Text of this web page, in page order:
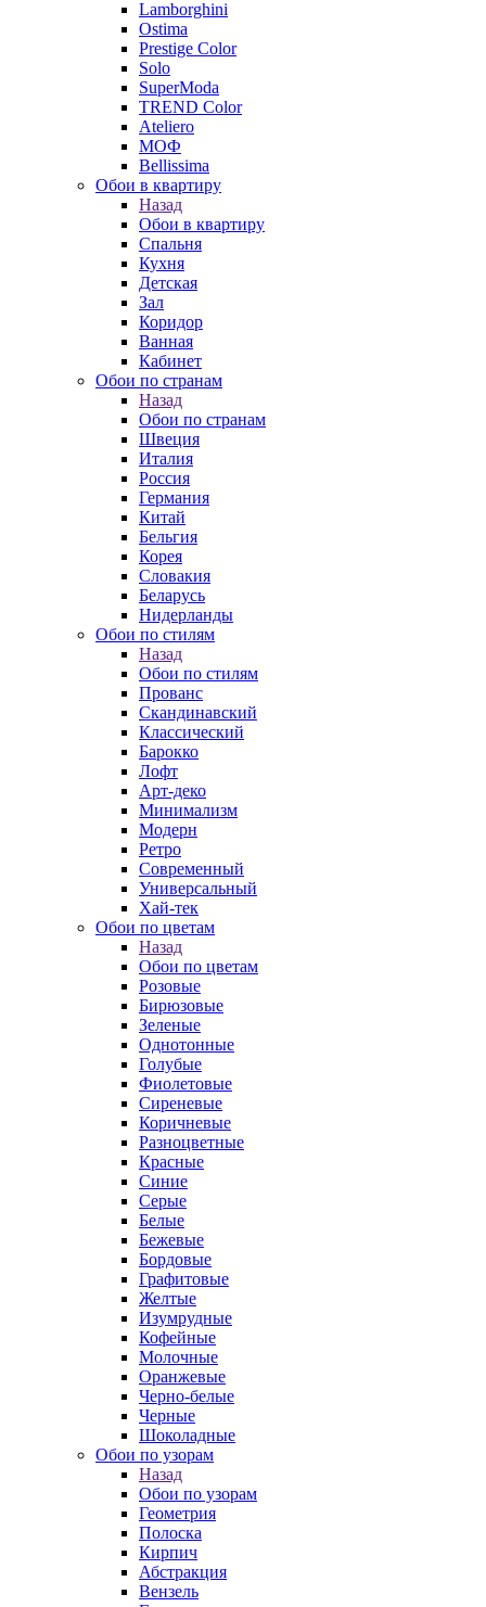
Lamborghini
Ostima
Prestige Color
Solo
SuperModa
TREND Color
Ateliero
МОФ
Bellissima
Обои в квартиру
Назад
Обои в квартиру
Спальня
Кухня
Детская
Зал
Коридор
Ванная
Кабинет
Обои по странам
Назад
Обои по странам
Швеция
Италия
Россия
Германия
Китай
Бельгия
Корея
Словакия
Беларусь
Нидерланды
Обои по стилям
Назад
Обои по стилям
Прованс
Скандинавский
Классический
Барокко
Лофт
Арт-деко
Минимализм
Модерн
Ретро
Современный
Универсальный
Хай-тек
Обои по цветам
Назад
Обои по цветам
Розовые
Бирюзовые
Зеленые
Однотонные
Голубые
Фиолетовые
Сиреневые
Коричневые
Разноцветные
Красные
Синие
Серые
Белые
Бежевые
Бордовые
Графитовые
Желтые
Изумрудные
Кофейные
Молочные
Оранжевые
Черно-белые
Черные
Шоколадные
Обои по узорам
Назад
Обои по узорам
Геометрия
Полоска
Кирпич
Абстракция
Вензель